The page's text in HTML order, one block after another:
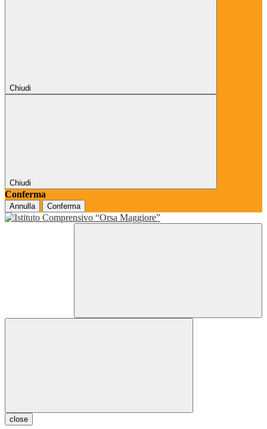
Chiudi
Chiudi
Conferma
Annulla Conferma
close